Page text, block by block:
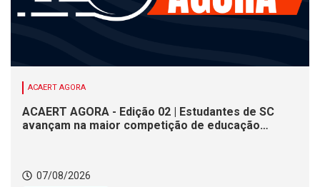
ACAERT AGORA
ACAERT AGORA - Edição 02 | Estudantes de SC
avançam na maior competição de educação
Social nesta sexta (7)
07/08/2026